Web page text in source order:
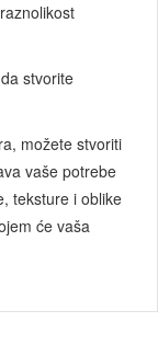
stvorite
možete stvoriti
vaše potrebe
teksture i oblike
će vaša